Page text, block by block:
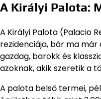
A Királyi Palota:
A Királyi Palota (Palacio
rezidenciája, bár ma már
gazdag, barokk és
azoknak, akik szeretik a
A palota belső termei,